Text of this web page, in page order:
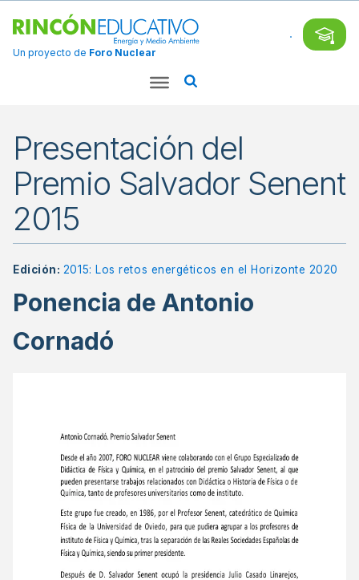
Un proyecto de Foro Nuclear
Presentación del
Premio Salvador Senent
2015
Edición: 2015: Los retos energéticos en el Horizonte 2020
Ponencia de Antonio
Cornadó